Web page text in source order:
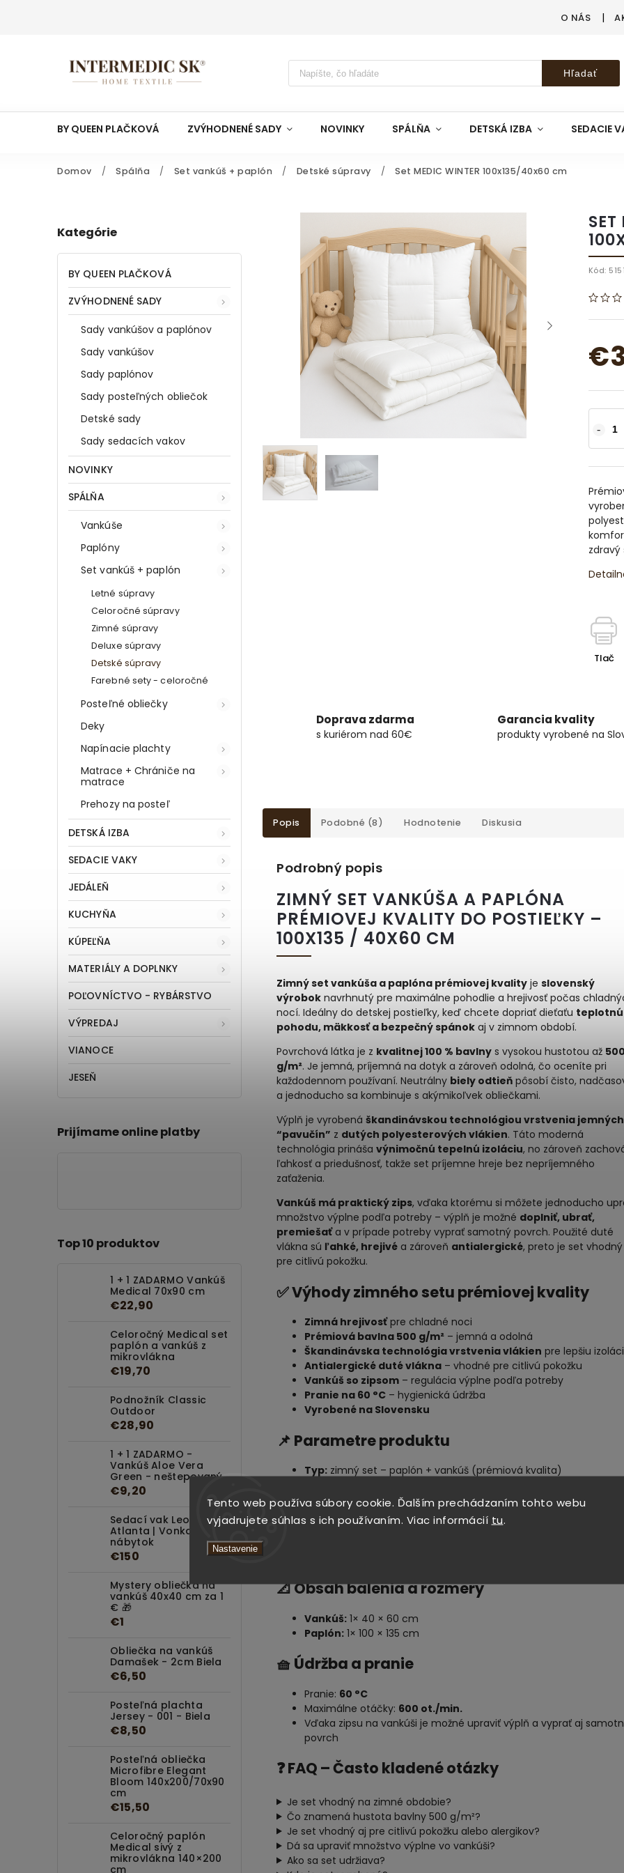
Tento web používa súbory cookie. Ďalším prechádzaním tohto webu
vyjadrujete súhlas s ich používaním. Viac informácií tu.
Nastavenie
O NÁS
Hľadať
BY QUEEN PLAČKOVÁ ZVÝHODNENÉ SADY NOVINKY SPÁLŇA DETSKÁ IZBA SEDACIE
Domov / Spálňa / Set vankúš + paplón / Detské súpravy / Set MEDIC WINTER 100x135/40x60 cm
Kategórie
BY QUEEN PLAČKOVÁ
ZVÝHODNENÉ SADY
Sady vankúšov a paplónov
Sady vankúšov
Sady paplónov
Sady posteľných obliečok
Detské sady
Sady sedacích vakov
NOVINKY
SPÁLŇA
Vankúše
Paplóny
Set vankúš + paplón
Letné súpravy
Celoročné súpravy
Zimné súpravy
Deluxe súpravy
Detské súpravy
Farebné sety - celoročné
Posteľné obliečky
Deky
Napínacie plachty
Matrace + Chrániče na
matrace
Prehozy na posteľ
DETSKÁ IZBA
SEDACIE VAKY
JEDÁLEŇ
KUCHYŇA
KÚPEĽŇA
MATERIÁLY A DOPLNKY
POĽOVNÍCTVO - RYBÁRSTVO
VÝPREDAJ
VIANOCE
JESEŇ
Prijímame online platby
Top 10 produktov
1 + 1 ZADARMO Vankúš
Medical 70x90 cm
€22,90
Celoročný Medical set
paplón a vankúš z
mikrovlákna
€19,70
Podnožník Classic
Outdoor
€28,90
1 + 1 ZADARMO -
Vankúš Aloe Vera
Green - neštepovaný
€9,20
Sedací vak Leone
Atlanta | Vonkajší
nábytok
€150
Mystery obliečka na
vankúš 40x40 cm za 1
€ 🎁
€1
Obliečka na vankúš
Damašek - 2cm Biela
€6,50
Posteľná plachta
Jersey - 001 - Biela
€8,50
Posteľná obliečka
Microfibre Elegant
Bloom 140x200/70x90
cm
€15,50
Celoročný paplón
Medical sivý z
mikrovlákna 140×200
cm
Kód:
zdravý
Tlač
Doprava zdarma
s kuriérom nad 60€
Garancia kvality
produkty vyrobené na
Popis Podobné (8) Hodnotenie Diskusia
Podrobný popis
ZIMNÝ SET VANKÚŠA A PAPLÓNA
PRÉMIOVEJ KVALITY DO POSTIEĽKY –
100X135 / 40X60 CM
Zimný set vankúša a paplóna prémiovej kvality je slovenský
výrobok navrhnutý pre maximálne pohodlie a hrejivosť počas
nocí. Ideálny do detskej postieľky, keď chcete dopriať dieťaťu teplotnú
pohodu, mäkkosť a bezpečný spánok aj v zimnom období.
Povrchová látka je z kvalitnej 100 % bavlny s vysokou hustotou až
g/m². Je jemná, príjemná na dotyk a zároveň odolná, čo oceníte pri
každodennom používaní. Neutrálny biely odtieň pôsobí čisto,
a jednoducho sa kombinuje s akýmikoľvek obliečkami.
Výplň je vyrobená škandinávskou technológiou vrstvenia jemných
“pavučín” z dutých polyesterových vlákien. Táto moderná
technológia prináša výnimočnú tepelnú izoláciu, no zároveň
ľahkosť a priedušnosť, takže set príjemne hreje bez nepríjemného
zaťaženia.
Vankúš má praktický zips, vďaka ktorému si môžete jednoducho
množstvo výplne podľa potreby – výplň je možné doplniť, ubrať,
premiešaťa v prípade potreby vyprať samotný povrch. Použité duté
vlákna sú ľahké, hrejivé a zároveň antialergické, preto je set
pre citlivú pokožku.
✅ Výhody zimného setu prémiovej kvality
Zimná hrejivosťpre chladné noci
Prémiová bavlna 500 g/m² – jemná a odolná
Škandinávska technológia vrstvenia vlákien pre lepšiu
Antialergické duté vlákna – vhodné pre citlivú pokožku
Vankúš so zipsom – regulácia výplne podľa potreby
Pranie na 60 °C – hygienická údržba
Vyrobené na Slovensku
📌 Parametre produktu
Typ: zimný set – paplón + vankúš (prémiová kvalita)
Povrchový materiál:100 % bavlna (hustota až 500 g/m²)
Výplň:
100 % polyester (duté polyesterové vlákna)
Vankúš:
📐 Obsah balenia a rozmery
Vankúš: 1× 40 × 60 cm
Paplón: 1× 100 × 135 cm
🧺 Údržba a pranie
Pranie: 60 °C
Maximálne otáčky: 600 ot./min.
Vďaka zipsu na vankúši je možné upraviť výplň a vyprať aj
povrch
❓ FAQ – Často kladené otázky
Je set vhodný na zimné obdobie?
Čo znamená hustota bavlny 500 g/m²?
Je set vhodný aj pre citlivú pokožku alebo alergikov?
Dá sa upraviť množstvo výplne vo vankúši?
Ako sa set udržiava?